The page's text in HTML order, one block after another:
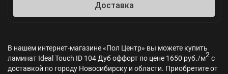
Доставка
В нашем интернет-магазине «Пол Центр» вы можете купить
ламинат Ideal Touch ID 104 Дуб оффорт по цене 1650 руб./м2с
доставкой по городу Новосибирску и области. Приобретите от